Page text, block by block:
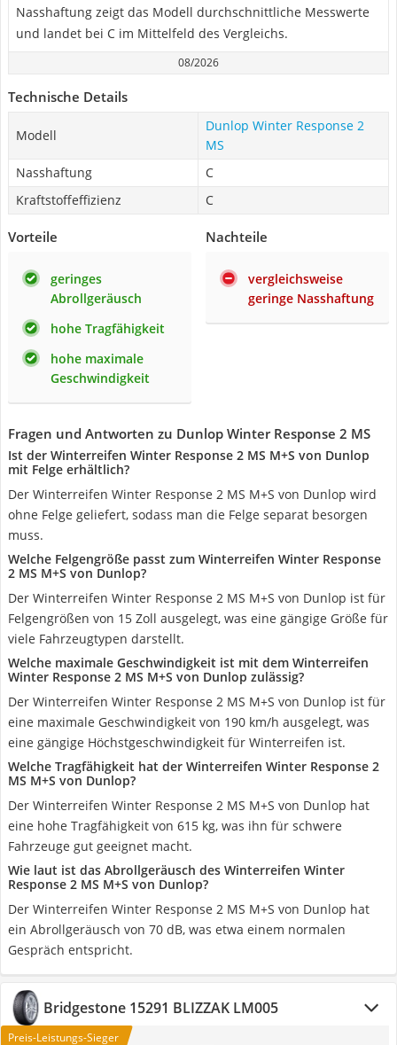
Nasshaftung zeigt das Modell durchschnittliche Messwerte
und landet bei C im Mittelfeld des Vergleichs.
08/2026
Technische Details
Modell
Dunlop Winter Response 2
MS
Nasshaftung
C
Kraftstoffeffizienz
C
Vorteile
geringes
Abrollgeräusch
hohe Tragfähigkeit
hohe maximale
Geschwindigkeit
Nachteile
vergleichsweise
geringe Nasshaftung
Fragen und Antworten zu Dunlop Winter Response 2 MS
Ist der Winterreifen Winter Response 2 MS M+S von Dunlop
mit Felge erhältlich?
Der Winterreifen Winter Response 2 MS M+S von Dunlop wird
ohne Felge geliefert, sodass man die Felge separat besorgen
muss.
Welche Felgengröße passt zum Winterreifen Winter Response
2 MS M+S von Dunlop?
Der Winterreifen Winter Response 2 MS M+S von Dunlop ist für
Felgengrößen von 15 Zoll ausgelegt, was eine gängige Größe für
viele Fahrzeugtypen darstellt.
Welche maximale Geschwindigkeit ist mit dem Winterreifen
Winter Response 2 MS M+S von Dunlop zulässig?
Der Winterreifen Winter Response 2 MS M+S von Dunlop ist für
eine maximale Geschwindigkeit von 190 km/h ausgelegt, was
eine gängige Höchstgeschwindigkeit für Winterreifen ist.
Welche Tragfähigkeit hat der Winterreifen Winter Response 2
MS M+S von Dunlop?
Der Winterreifen Winter Response 2 MS M+S von Dunlop hat
eine hohe Tragfähigkeit von 615 kg, was ihn für schwere
Fahrzeuge gut geeignet macht.
Wie laut ist das Abrollgeräusch des Winterreifen Winter
Response 2 MS M+S von Dunlop?
Der Winterreifen Winter Response 2 MS M+S von Dunlop hat
ein Abrollgeräusch von 70 dB, was etwa einem normalen
Gespräch entspricht.
Bridgestone 15291 BLIZZAK LM005
Preis-Leistungs-Sieger